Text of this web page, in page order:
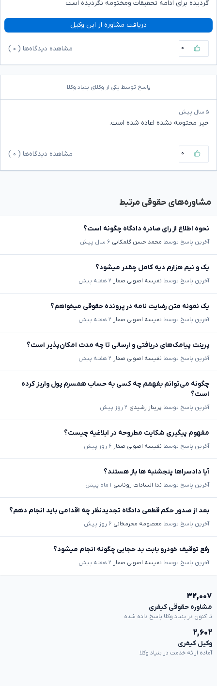
گردیده برای ادامه تحقیقات ومختومه نگردیده است
دریافت مشاوره از این وکیل
۰ مشاهده دیدگاه‌ها ( ۰
پاسخ توسط یکی از وکلای بنیاد وکلا
۵ سال پیش
خیر مختومه نشده اعاده شده است.
۰ مشاهده دیدگاه‌ها ( ۰
مشاوره‌های حقوقی مرتبط
نحوه اطلاع از رای صادره دادگاه چگونه است؟
آخرین پاسخ توسط محمد حسن گلمکانی ۶ سال پیش
یک و نیم هزارم دیه کامل چقدر میشود؟
آخرین پاسخ توسط نفیسه اصولی صفار ۲ هفته پیش
یک نمونه متن رضایت نامه در پرونده حقوقی میخواهم؟
آخرین پاسخ توسط نفیسه اصولی صفار ۲ هفته پیش
پرینت پیامک‌های دریافتی و ارسالی تا چه مدت امکان‌پذیر است؟
آخرین پاسخ توسط نفیسه اصولی صفار ۲ هفته پیش
چگونه می‌توانم بفهمم چه کسی به حساب همسرم پول واریز کرده
است؟
آخرین پاسخ توسط پریناز رشیدی ۲ روز پیش
مفهوم پیگیری شکایت مطروحه در ابلاغیه چیست؟
آخرین پاسخ توسط نفیسه اصولی صفار ۶ روز پیش
آیا دادسراها پنجشنبه ها باز هستند؟
آخرین پاسخ توسط ندا السادات روناسی ۱ ماه پیش
بعد از صدور حکم قطعی دادگاه تجدیدنظر چه اقدامی باید انجام دهم؟
آخرین پاسخ توسط معصومه محرمخانی ۶ روز پیش
رفع توقیف خودرو بابت بد حجابی چگونه انجام میشود؟
آخرین پاسخ توسط نفیسه اصولی صفار ۲ هفته پیش
۳۲,۰۰۷
مشاوره حقوقی کیفری
تا کنون در بنیاد وکلا پاسخ داده شده
۲,۶۰۲
وکیل کیفری
آماده ارائه خدمت در بنیاد وکلا